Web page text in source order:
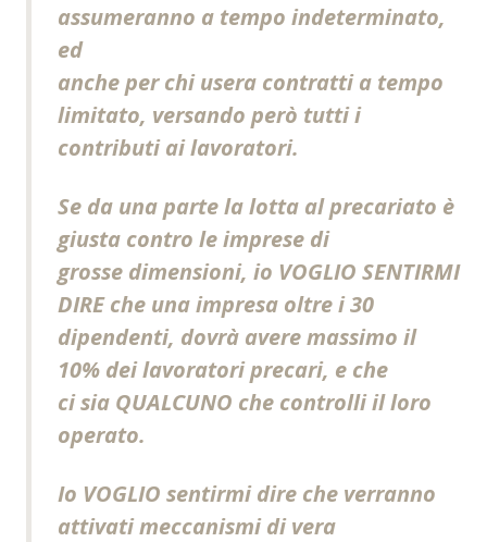
assumeranno a tempo indeterminato,
ed
anche per chi usera contratti a tempo
limitato, versando però tutti i
contributi ai lavoratori.
Se da una parte la lotta al precariato è
giusta contro le imprese di
grosse dimensioni, io VOGLIO SENTIRMI
DIRE che una impresa oltre i 30
dipendenti, dovrà avere massimo il
10% dei lavoratori precari, e che
ci sia QUALCUNO che controlli il loro
operato.
Io VOGLIO sentirmi dire che verranno
attivati meccanismi di vera